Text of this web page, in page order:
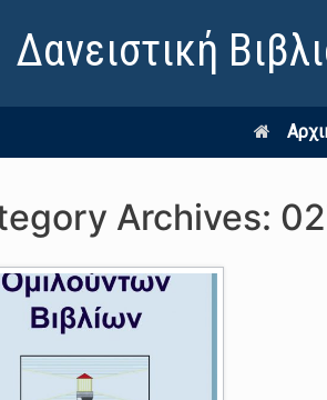
Δανειστική
Archives: